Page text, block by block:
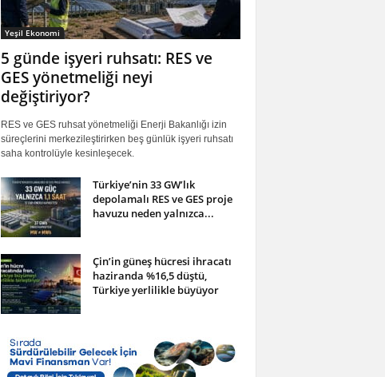
Yeşil Ekonomi
5 günde işyeri ruhsatı: RES ve
GES yönetmeliği neyi
değiştiriyor?
RES ve GES ruhsat yönetmeliği Enerji Bakanlığı izin
süreçlerini merkezileştirirken beş günlük işyeri ruhsatı
saha kontrolüyle kesinleşecek.
Türkiye’nin 33 GW’lık
depolamalı RES ve GES proje
havuzu neden yalnızca...
Çin’in güneş hücresi ihracatı
haziranda %16,5 düştü,
Türkiye yerlilikle büyüyor